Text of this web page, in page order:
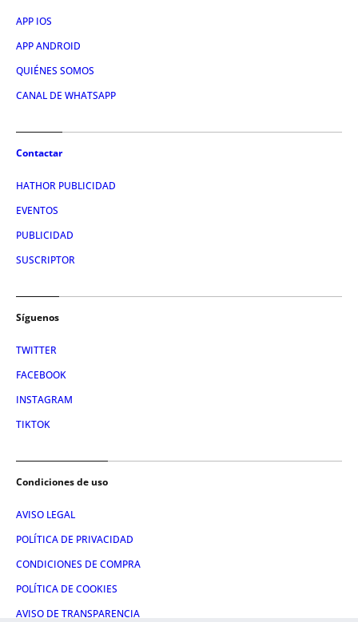
APP IOS
APP ANDROID
QUIÉNES SOMOS
CANAL DE WHATSAPP
Contactar
HATHOR PUBLICIDAD
EVENTOS
PUBLICIDAD
SUSCRIPTOR
Síguenos
TWITTER
FACEBOOK
INSTAGRAM
TIKTOK
Condiciones de uso
AVISO LEGAL
POLÍTICA DE PRIVACIDAD
CONDICIONES DE COMPRA
POLÍTICA DE COOKIES
AVISO DE TRANSPARENCIA